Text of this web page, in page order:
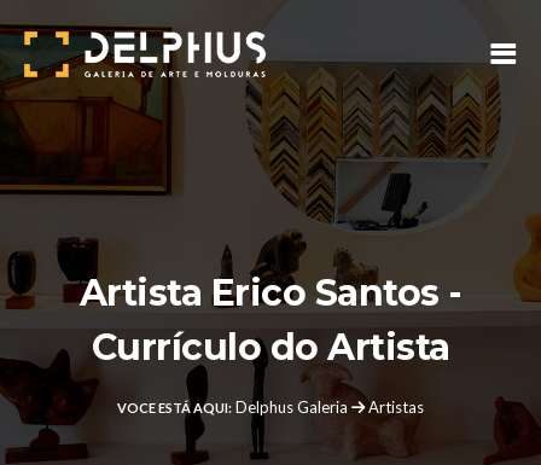
Artista Erico Santos -
Currículo do Artista
VOCE ESTÁ AQUI: Delphus Galeria Artistas